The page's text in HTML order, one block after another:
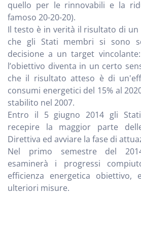
quello per le rinnovabili e la
famoso 20-20-20).
Il testo è in verità il risultato di
che gli Stati membri si sono
decisione a un target
l’obiettivo diventa in un certo
che il risultato atteso è di
consumi energetici del 15% al
stabilito nel 2007.
Entro il 5 giugno 2014 gli
recepire la maggior parte
Direttiva ed avviare la fase di
Nel primo semestre del
esaminerà i progressi
efficienza energetica obiettivo,
ulteriori misure.